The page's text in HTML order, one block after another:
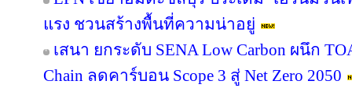
แรง ชวนสร้างพื้นที่ความน่าอยู่
เสนา ยกระดับ SENA Low Carbon ผนึก
Chain ลดคาร์บอน Scope 3 สู่ Net Zero 2050